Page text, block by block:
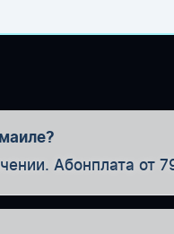
Абонплата от